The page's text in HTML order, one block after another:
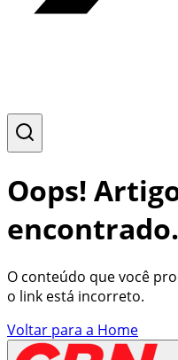
Oops!
encontrado.
O conteúdo que você
o link está incorreto.
Voltar para a Home